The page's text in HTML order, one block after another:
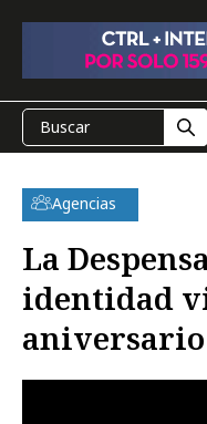
Agencias
La
identidad
aniversario